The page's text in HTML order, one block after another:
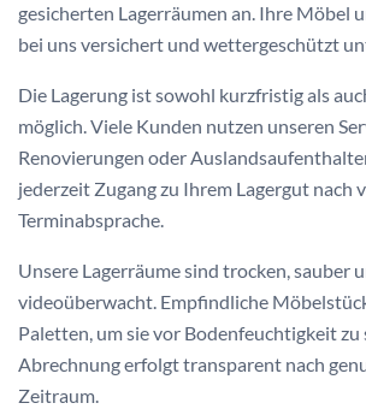
gesicherten Lagerräumen an. Ihre Möbel
bei uns versichert und wettergeschützt
Die Lagerung ist sowohl kurzfristig als
möglich. Viele Kunden nutzen unseren
Renovierungen oder
jederzeit Zugang zu Ihrem Lagergut nach
Terminabsprache.
Unsere Lagerräume sind trocken, sauber
videoüberwacht. Empfindliche
Paletten, um sie vor Bodenfeuchtigkeit zu
Abrechnung erfolgt transparent nach
Zeitraum.